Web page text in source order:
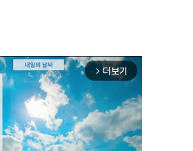
arrow_forward_ios 더보기